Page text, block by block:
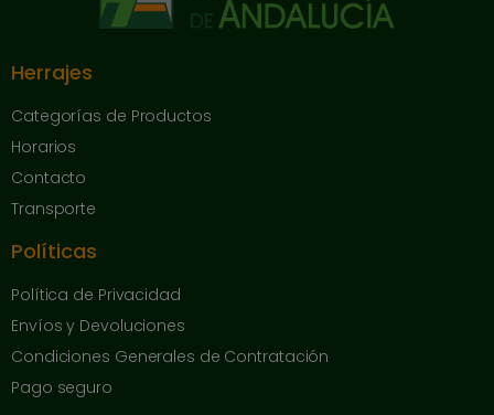
Herrajes
Categorías de Productos
Horarios
Contacto
Transporte
Políticas
Política de Privacidad
Envíos y Devoluciones
Condiciones Generales de Contratación
Pago seguro